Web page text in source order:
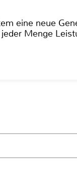
eine neue
Menge